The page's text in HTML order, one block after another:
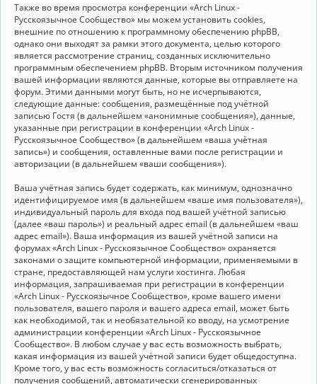
Также во время просмотра конференции «Arch Linux -
Русскоязычное Сообщество» мы можем установить cookies,
внешние по отношению к программному обеспечению phpBB,
однако они выходят за рамки этого документа, целью которого
является рассмотрение страниц, созданных исключительно
программным обеспечением phpBB. Вторым источником получения
вашей информации являются данные, которые вы отправляете на
форум. Этими данными могут быть, но не исчерпываются,
следующие данные: сообщения, размещённые под учётной
записью Гостя (в дальнейшем «анонимные сообщения»), данные,
указанные при регистрации в конференции «Arch Linux -
Русскоязычное Сообщество» (в дальнейшем «ваша учётная
запись») и сообщения, оставленные вами после регистрации и
авторизации (в дальнейшем «ваши сообщения»).
Ваша учётная запись будет содержать, как минимум, однозначно
идентифицируемое имя (в дальнейшем «ваше имя пользователя»),
индивидуальный пароль для входа под вашей учётной записью
(далее «ваш пароль») и реальный адрес email (в дальнейшем «ваш
адрес email»). Ваша информация из вашей учётной записи на
форумах «Arch Linux - Русскоязычное Сообщество» охраняется
законами о защите компьютерной информации, применяемыми в
стране, предоставляющей нам услуги хостинга. Любая
информация, запрашиваемая при регистрации в конференции
«Arch Linux - Русскоязычное Сообщество», кроме вашего имени
пользователя, вашего пароля и вашего адреса email, может быть
как необходимой, так и необязательной ко вводу, на усмотрение
администрации конференции «Arch Linux - Русскоязычное
Сообщество». В любом случае у вас есть возможность выбрать,
какая информация из вашей учётной записи будет общедоступна.
Кроме того, у вас есть возможность согласиться/отказаться от
получения сообщений, автоматически сгенерированных